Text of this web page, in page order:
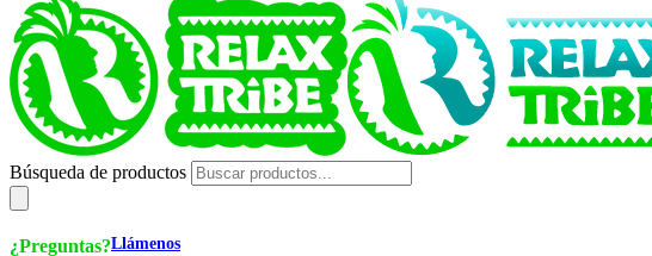
Búsqueda de productos
¿Preguntas?Llámenos